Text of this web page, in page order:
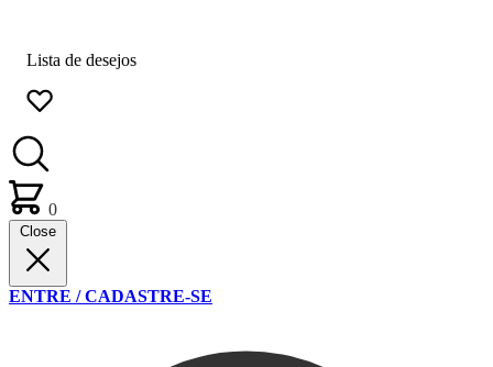
Lista de desejos
0
Close
ENTRE / CADASTRE-SE